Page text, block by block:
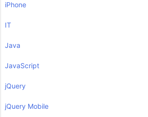
iPhone
IT
Java
JavaScript
jQuery
jQuery Mobile